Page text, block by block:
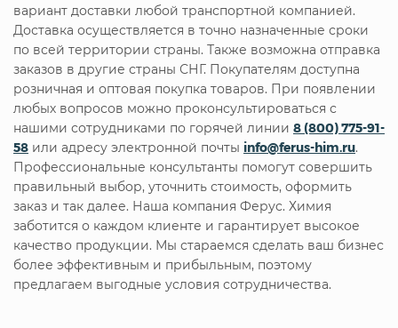
вариант доставки любой транспортной компанией.
Доставка осуществляется в точно назначенные сроки
по всей территории страны. Также возможна отправка
заказов в другие страны СНГ. Покупателям доступна
розничная и оптовая покупка товаров. При появлении
любых вопросов можно проконсультироваться с
нашими сотрудниками по горячей линии 8 (800) 775-91-
58 или адресу электронной почты info@ferus-him.ru.
Профессиональные консультанты помогут совершить
правильный выбор, уточнить стоимость, оформить
заказ и так далее. Наша компания Ферус. Химия
заботится о каждом клиенте и гарантирует высокое
качество продукции. Мы стараемся сделать ваш бизнес
более эффективным и прибыльным, поэтому
предлагаем выгодные условия сотрудничества.